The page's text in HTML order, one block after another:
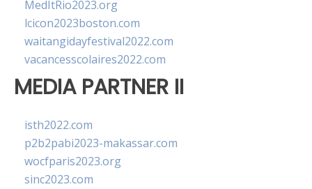
MedItRio2023.org
lcicon2023boston.com
waitangidayfestival2022.com
vacancesscolaires2022.com
MEDIA PARTNER II
isth2022.com
p2b2pabi2023-makassar.com
wocfparis2023.org
sinc2023.com